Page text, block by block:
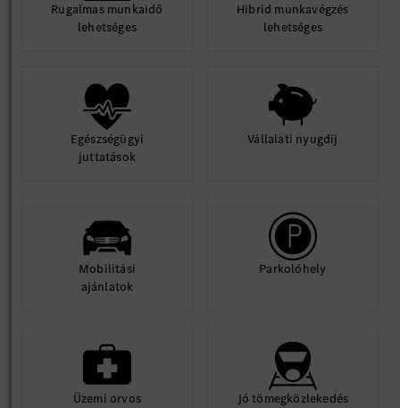
Rugalmas munkaidő
lehetséges
Hibrid munkavégzés
lehetséges
Egészségügyi
juttatások
Vállalati nyugdíj
Mobilitási
ajánlatok
Parkolóhely
Üzemi orvos Jó tömegközlekedés